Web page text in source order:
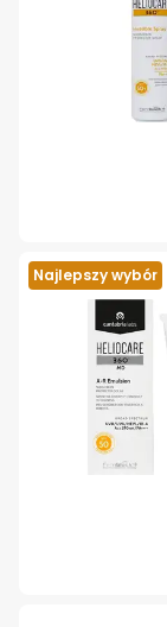
Najlepszy wybór